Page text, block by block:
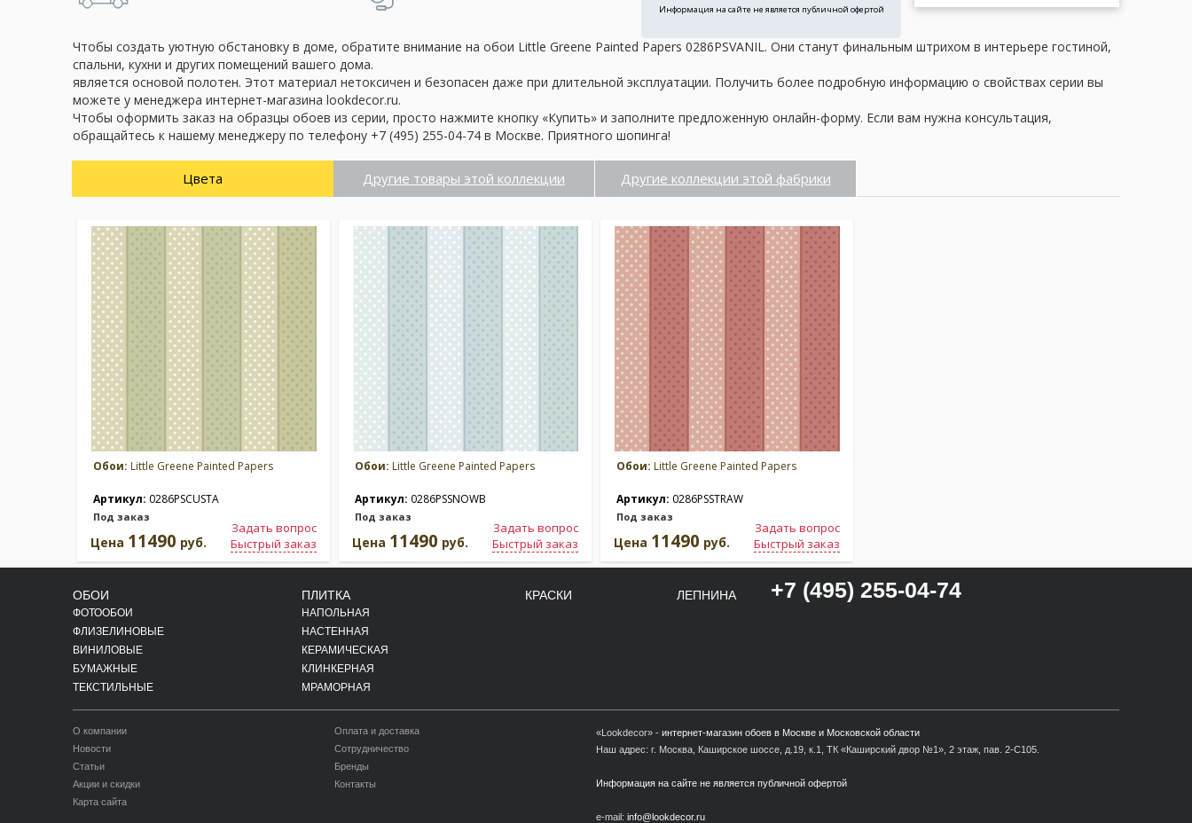
Информация на сайте не является публичной офертой
Чтобы создать уютную обстановку в доме, обратите внимание на обои Little Greene Painted Papers 0286PSVANIL. Они станут финальным штрихом в интерьере гостиной,
спальни, кухни и других помещений вашего дома.
является основой полотен. Этот материал нетоксичен и безопасен даже при длительной эксплуатации. Получить более подробную информацию о свойствах серии вы
можете у менеджера интернет-магазина lookdecor.ru.
Чтобы оформить заказ на образцы обоев из серии, просто нажмите кнопку «Купить» и заполните предложенную онлайн-форму. Если вам нужна консультация,
обращайтесь к нашему менеджеру по телефону +7 (495) 255-04-74 в Москве. Приятного шопинга!
Цвета Другие товары этой коллекции Другие коллекции этой фабрики
Обои: Little Greene Painted Papers
Артикул: 0286PSCUSTA
Под заказ
Задать вопрос
Быстрый заказ
Цена 11490 руб.
Обои: Little Greene Painted Papers
Артикул: 0286PSSNOWB
Под заказ
Задать вопрос
Быстрый заказ
Цена 11490 руб.
Обои: Little Greene Painted Papers
Артикул: 0286PSSTRAW
Под заказ
Задать вопрос
Быстрый заказ
Цена 11490 руб.
ОБОИ
ФОТООБОИ
ФЛИЗЕЛИНОВЫЕ
ВИНИЛОВЫЕ
БУМАЖНЫЕ
ТЕКСТИЛЬНЫЕ
ПЛИТКА
НАПОЛЬНАЯ
НАСТЕННАЯ
КЕРАМИЧЕСКАЯ
КЛИНКЕРНАЯ
МРАМОРНАЯ
КРАСКИ ЛЕПНИНА +7 (495) 255-04-74
О компании
Новости
Статьи
Акции и скидки
Карта сайта
Оплата и доставка
Сотрудничество
Бренды
Контакты
«Lookdecor» - интернет-магазин обоев в Москве и Московской области
Наш адрес: г. Москва, Каширское шоссе, д.19, к.1, ТК «Каширский двор №1», 2 этаж, пав. 2-С105.
Информация на сайте не является публичной офертой
e-mail: info@lookdecor.ru